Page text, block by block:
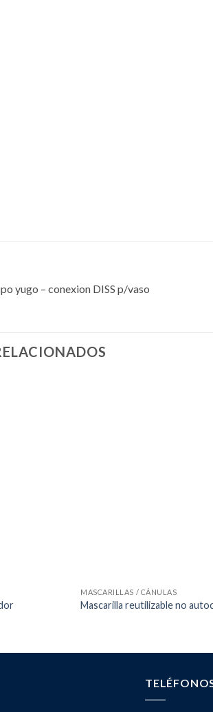
yugo – conexion DISS p/vaso
MASCARILLAS / CÁNULAS
Mascarilla reutilizable no